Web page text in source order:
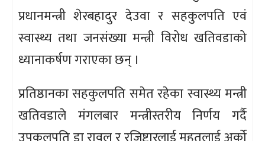
प्रधानमन्त्री शेरबहादुर देउवा र सहकुलपति एवं
स्वास्थ्य तथा जनसंख्या मन्त्री विरोध खतिवडाको
ध्यानाकर्षण गराएका छन् ।
प्रतिष्ठानका सहकुलपति समेत रहेका स्वास्थ्य मन्त्री
खतिवडाले मंगलबार मन्त्रीस्तरीय निर्णय गर्दै